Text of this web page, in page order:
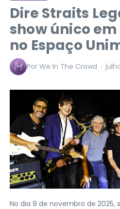
Dire Straits
show único em
no Espaço
Por We In The Crowd
No dia 9 de novembro de 2025,